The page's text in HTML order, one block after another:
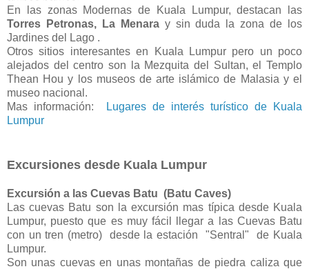
En las zonas Modernas de Kuala Lumpur, destacan las
Torres Petronas, La Menara y sin duda la zona de los
Jardines del Lago .
Otros sitios interesantes en Kuala Lumpur pero un poco
alejados del centro son la Mezquita del Sultan, el Templo
Thean Hou y los museos de arte islámico de Malasia y el
museo nacional.
Mas información:
Lugares de interés turístico de Kuala
Lumpur
Excursiones desde Kuala Lumpur
Excursión a las Cuevas Batu (Batu Caves)
Las cuevas Batu son la excursión mas típica desde Kuala
Lumpur, puesto que es muy fácil llegar a las Cuevas Batu
con un tren (metro) desde la estación "Sentral" de Kuala
Lumpur.
Son unas cuevas en unas montañas de piedra caliza que